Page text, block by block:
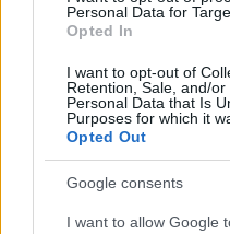
Personal Data for
Opted In
I want to opt-out of
Retention, Sale, and/
Personal Data that Is
Purposes for which it
Opted Out
Google consents
I want to allow Google
Horoskopi
Šodien
kā tev
Atcelt